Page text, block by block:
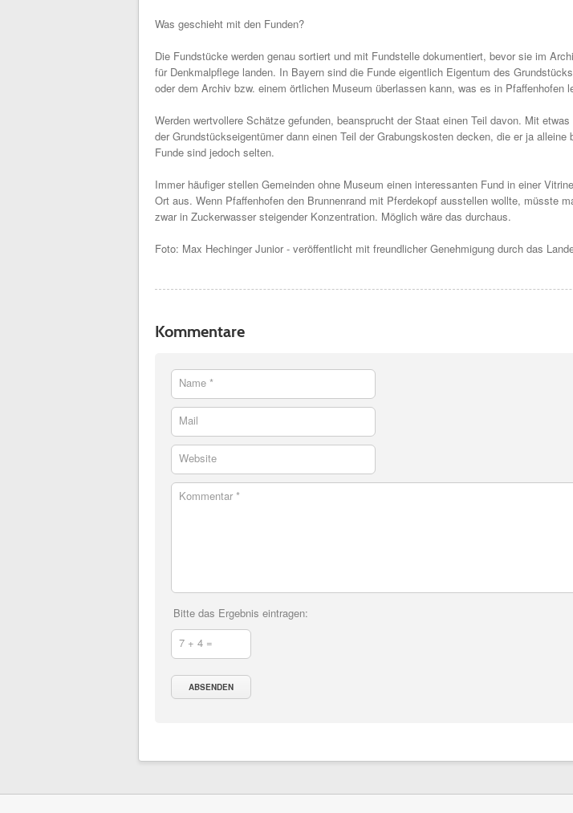
Was geschieht mit den Funden?
Die Fundstücke werden genau sortiert und mit Fundstelle dokumentiert, bevor sie im
für Denkmalpflege landen. In Bayern sind die Funde eigentlich Eigentum des
oder dem Archiv bzw. einem örtlichen Museum überlassen kann, was es in Pfaffenhofen
Werden wertvollere Schätze gefunden, beansprucht der Staat einen Teil davon. Mit
der Grundstückseigentümer dann einen Teil der Grabungskosten decken, die er ja
Funde sind jedoch selten.
Immer häufiger stellen Gemeinden ohne Museum einen interessanten Fund in einer
Ort aus. Wenn Pfaffenhofen den Brunnenrand mit Pferdekopf ausstellen wollte, müsste
zwar in Zuckerwasser steigender Konzentration. Möglich wäre das durchaus.
Foto: Max Hechinger Junior - veröffentlicht mit freundlicher Genehmigung durch das
Kommentare
Name *
Mail
Website
Kommentar *
Bitte das Ergebnis eintragen:
7 + 4 =